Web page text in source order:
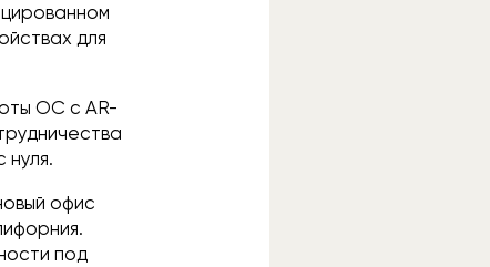
для
ОС с AR-
нуля.
офис
под